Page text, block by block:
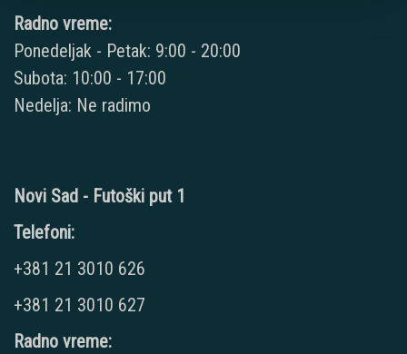
Radno vreme:
Ponedeljak - Petak: 9:00 - 20:00
Subota: 10:00 - 17:00
Nedelja: Ne radimo
Novi Sad - Futoški put 1
Telefoni:
+381 21 3010 626
+381 21 3010 627
Radno vreme: